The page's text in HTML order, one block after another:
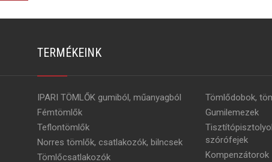
TERMÉKEINK
IPARI TÖMLŐK gumiból, műanyagból
Fémtömlők
Teflontömlők
Norres tömlők, csatlakozók, bilncsek
Tömlőcsatlakozók
Tömlődobok,
Gumilemezek
szórófejek
Kompenzátorok